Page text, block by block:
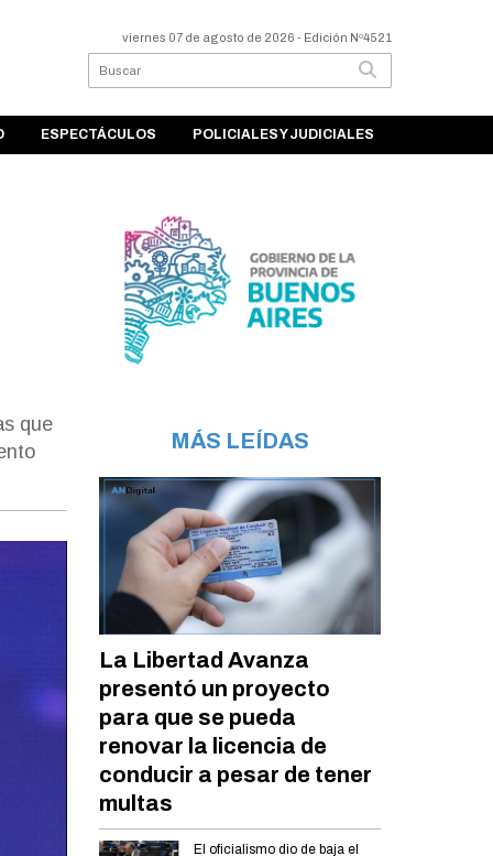
viernes 07 de agosto de 2026 - Edición Nº4521
ESPECTÁCULOS POLICIALES Y JUDICIALES
que
MÁS LEÍDAS
La Libertad Avanza
presentó un proyecto
para que se pueda
renovar la licencia de
conducir a pesar de tener
multas
El oficialismo dio de baja el